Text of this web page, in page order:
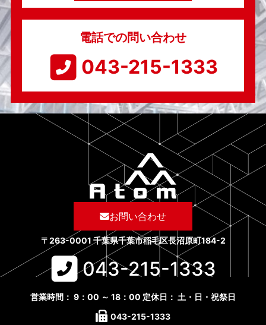
電話での問い合わせ
043-215-1333​
お問い合わせ
〒263-0001 千葉県千葉市稲毛区長沼原町184-2
043-215-1333​
営業時間： 9：00 ～ 18：00 定休日： 土・日・祝祭日
043-215-1333​